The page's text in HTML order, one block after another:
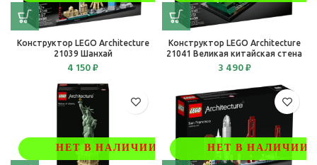
Конструктор LEGO Architecture
21039 Шанхай
4 150₽
Конструктор LEGO Architecture
21041 Великая китайская стена
3 490₽
НЕТ В НАЛИЧИИ НЕТ В НАЛИЧИИ